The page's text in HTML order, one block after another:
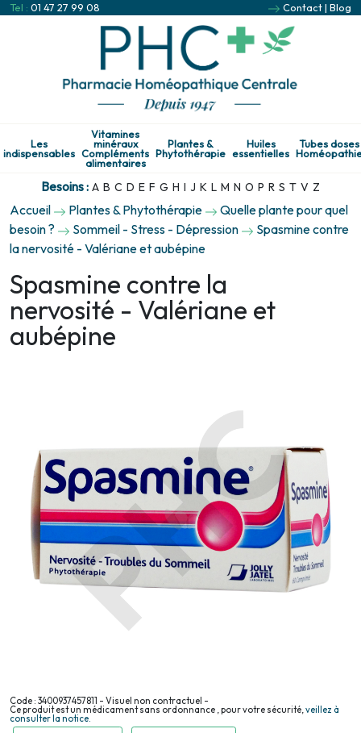
Tel : 01 47 27 99 08 Contact| Blog
Les
indispensables
Vitamines
minéraux
Compléments
alimentaires
Plantes &
Phytothérapie
Huiles
essentielles
Tubes doses
Besoins : A B C D E F G H I J K L M N O P R S T V Z
Accueil Plantes & Phytothérapie
Quelle plante pour quel
besoin ?
Sommeil - Stress - Dépression
Spasmine contre
la nervosité - Valériane et aubépine
Spasmine contre la
nervosité - Valériane et
aubépine
Code : 3400937457811 - Visuel non contractuel -
Ce produit est un médicament sans ordonnance , pour votre sécurité,veillez à
consulter la notice.